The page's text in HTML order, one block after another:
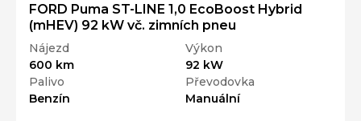
FORD Puma ST-LINE 1,0 EcoBoost Hybrid
(mHEV) 92 kW vč. zimních pneu
Nájezd
600 km
Výkon
92 kW
Palivo
Benzín
Převodovka
Manuální